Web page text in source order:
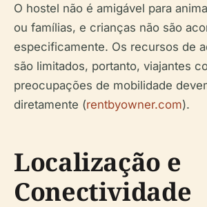
O hostel não é amigável para
ou famílias, e crianças não são
especificamente. Os recursos de
são limitados, portanto, viajantes
preocupações de mobilidade
diretamente (rentbyowner.com).
Localização e
Conectividade